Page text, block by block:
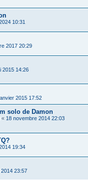
10:31
2017 20:29
2015 14:26
2015 17:52
solo de Damon
« 18 novembre 2014 22:03
19:34
23:57